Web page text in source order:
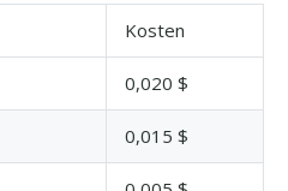
Kosten
0,020 $
0,015 $